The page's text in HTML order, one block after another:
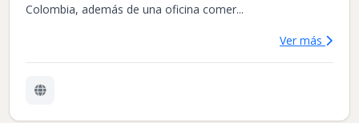
Colombia, además de una oficina comer...
Ver más